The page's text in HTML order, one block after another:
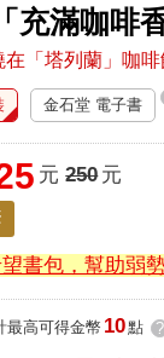
充滿咖啡
在「塔列蘭」咖
金石堂 電子書
元 250元
書包，幫助弱
最高可得金幣 10點 ?